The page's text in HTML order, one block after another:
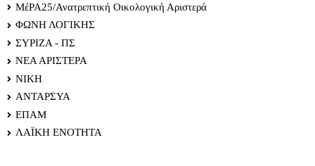
ΜέΡΑ25/Ανατρεπτική Οικολογική Αριστερά
ΦΩΝΗ ΛΟΓΙΚΗΣ
ΣΥΡΙΖΑ - ΠΣ
ΝΕΑ ΑΡΙΣΤΕΡΑ
ΝΙΚΗ
ΑΝΤΑΡΣΥΑ
ΕΠΑΜ
ΛΑΪΚΗ ΕΝΟΤΗΤΑ